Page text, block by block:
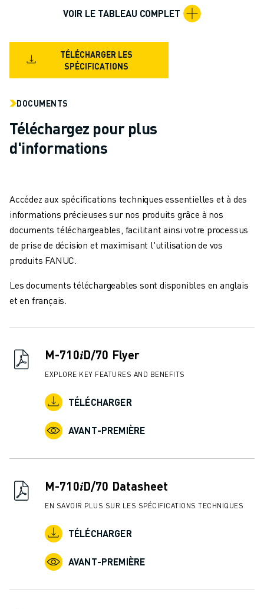
SOUDAGE PAR POINTS
INSPECTION DE LA VISION
TÉMOIGNAGES
SERVICE CLIENTÈLE
FANUC PLANS
OUTILS DE SERVICE NUMÉRIQUE
CENTRE DE TÉLÉCHARGEMENT " MYFANUC
FORMATION ET ÉDUCATION
FANUC ACADEMY
SOLUTIONS POUR LES INDUSTRIES
WORLDSKILLS ET JEUNES TALENTS
ACTUALITÉS ET MÉDIAS
ACTUALITÉS ET MÉDIAS
EVÉNEMENTS
ÉVÉNEMENTS ÉDUCATIFS
A PROPOS DE FANUC
A PROPOS DE FANUC
DÉVELOPPEMENT DURABLE
CARRIÈRE
REJOIGNEZ-NOUS
IMPRESSION
VOIR LE TABLEAU COMPLET
TÉLÉCHARGER LES
SPÉCIFICATIONS
DOCUMENTS
Téléchargez pour plus
d'informations
Accédez aux spécifications techniques essentielles et à des
informations précieuses sur nos produits grâce à nos
documents téléchargeables, facilitant ainsi votre processus
de prise de décision et maximisant l'utilisation de vos
produits FANUC.
Les documents téléchargeables sont disponibles en anglais
et en français.
M-710𝑖D/70 Flyer
EXPLORE KEY FEATURES AND BENEFITS
TÉLÉCHARGER
AVANT-PREMIÈRE
M-710𝑖D/70 Datasheet
EN SAVOIR PLUS SUR LES SPÉCIFICATIONS TECHNIQUES
TÉLÉCHARGER
AVANT-PREMIÈRE